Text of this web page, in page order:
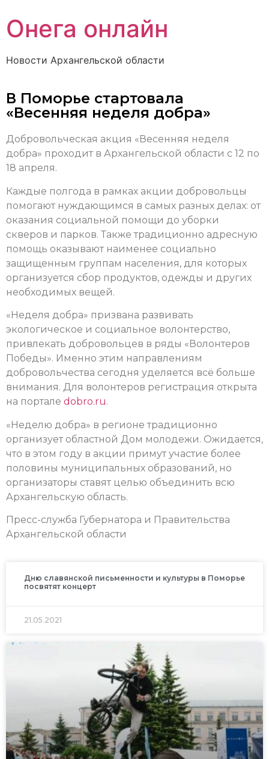
Онега онлайн
Новости Архангельской области
В Поморье стартовала
«Весенняя неделя добра»
Добровольческая акция «Весенняя неделя
добра» проходит в Архангельской области с 12 по
18 апреля.
Каждые полгода в рамках акции добровольцы
помогают нуждающимся в самых разных делах: от
оказания социальной помощи до уборки
скверов и парков. Также традиционно адресную
помощь оказывают наименее социально
защищенным группам населения, для которых
организуется сбор продуктов, одежды и других
необходимых вещей.
«Неделя добра» призвана развивать
экологическое и социальное волонтерство,
привлекать добровольцев в ряды «Волонтеров
Победы». Именно этим направлениям
добровольчества сегодня уделяется всё больше
внимания. Для волонтеров регистрация открыта
на портале dobro.ru.
«Неделю добра» в регионе традиционно
организует областной Дом молодежи. Ожидается,
что в этом году в акции примут участие более
половины муниципальных образований, но
организаторы ставят целью объединить всю
Архангельскую область.
Пресс-служба Губернатора и Правительства
Архангельской области
Дню славянской письменности и культуры в Поморье
посвятят концерт
21.05.2021